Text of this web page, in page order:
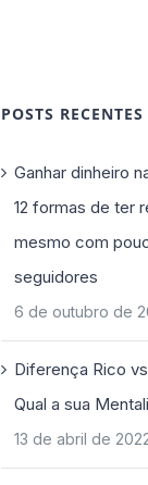
POSTS RECENTES
Ganhar dinheiro
12 formas de ter
mesmo com
seguidores
6 de outubro de
Diferença Rico
Qual a sua
13 de abril de